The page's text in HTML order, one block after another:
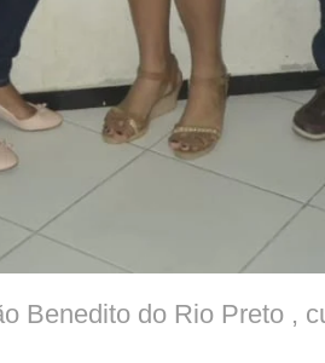
Benedito do Rio Preto ,